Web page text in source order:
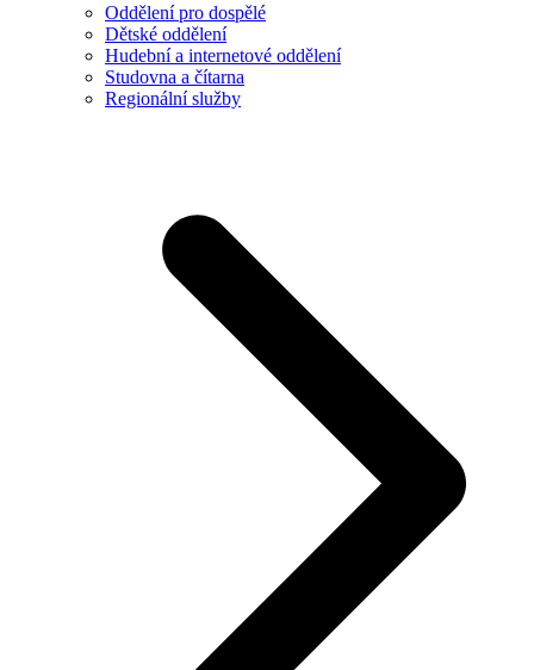
Oddělení pro dospělé
Dětské oddělení
Hudební a internetové oddělení
Studovna a čítarna
Regionální služby